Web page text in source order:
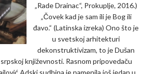
„Rade Drainac“, Prokuplje, 2016.)
„Čovek kad je sam ili je Bog ili
đavo.“ (Latinska izreka) Ono što je
u svetskoj arhitekturi
dekonstruktivizam, to je Dušan
književnosti. Rasnom pripovedaču
Adski sudbina je namenila još jedan u